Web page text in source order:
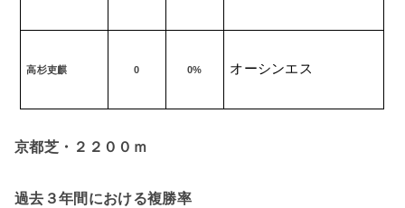
高杉吏麒 0 0% オーシンエス
京都芝・２２００ｍ
過去３年間における複勝率